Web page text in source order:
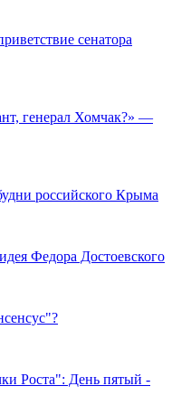
сенатора
генерал Хомчак?» —
российского Крыма
Федора Достоевского
Роста": День пятый -